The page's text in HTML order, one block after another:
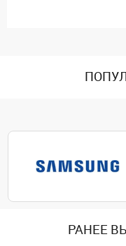
РАНЕЕ